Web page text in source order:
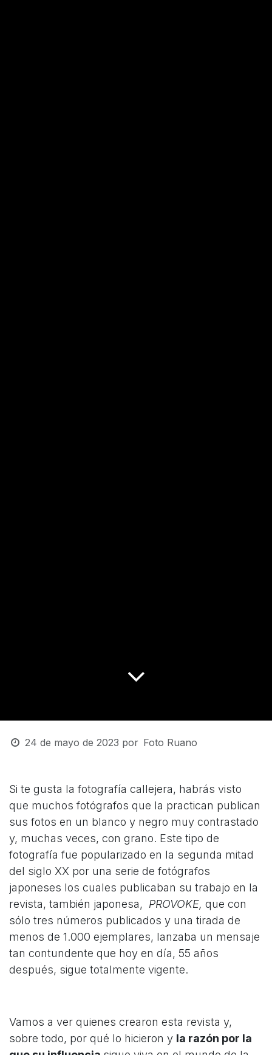
24 de mayo de 2023 por Foto Ruano
Si te gusta la fotografía callejera, habrás visto
que muchos fotógrafos que la practican publican
sus fotos en un blanco y negro muy contrastado
y, muchas veces, con grano. Este tipo de
fotografía fue popularizado en la segunda mitad
del siglo XX por una serie de fotógrafos
japoneses los cuales publicaban su trabajo en la
revista, también japonesa, PROVOKE, que con
sólo tres números publicados y una tirada de
menos de 1.000 ejemplares, lanzaba un mensaje
tan contundente que hoy en día, 55 años
después, sigue totalmente vigente.
Vamos a ver quienes crearon esta revista y,
sobre todo, por qué lo hicieron y la razón por la